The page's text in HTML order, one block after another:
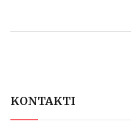
KONTAKTI